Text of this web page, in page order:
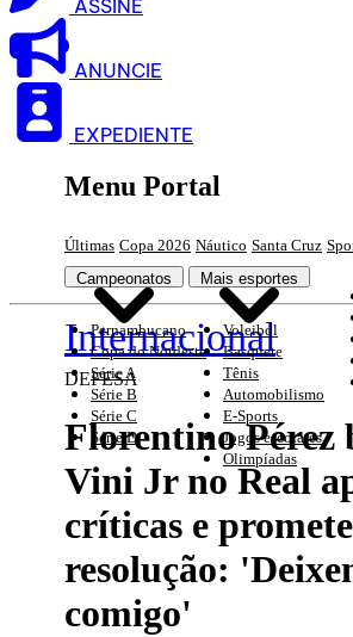
ASSINE
ANUNCIE
EXPEDIENTE
Menu Portal
Últimas Copa 2026 Náutico Santa Cruz
Campeonatos
Pernambucano
Copa do Nordeste
Série A
Série B
Série C
Série D
Mais esportes
Voleibol
Basquete
Tênis
Automobilismo
E-Sports
Jogos escolares
Olimpíadas
Internacional
DEFESA
Florentino Pérez
Vini Jr no Real
críticas e promete
resolução:
comigo'